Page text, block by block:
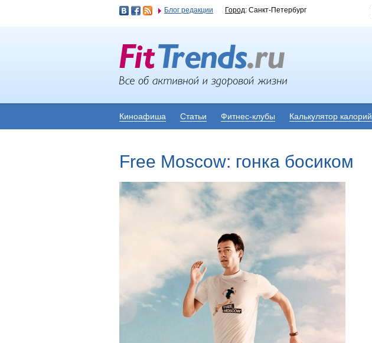
Блог редакции Город: Санкт-Петербург
Киноафиша Статьи Фитнес-клубы Калькулятор калорий
Free Moscow: гонка босиком